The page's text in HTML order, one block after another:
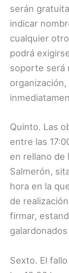
serán
indicar
cualquier
podrá
soporte será
Quinto. Las
entre las
en rellano de
Salmerón,
hora en la
de
firmar,
Sexto. El